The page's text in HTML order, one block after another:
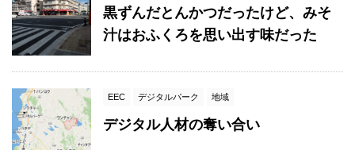
黒ずんだとんかつだったけど、みそ
汁はおふくろを思い出す味だった
EEC デジタルパーク 地域
デジタル人材の奪い合い